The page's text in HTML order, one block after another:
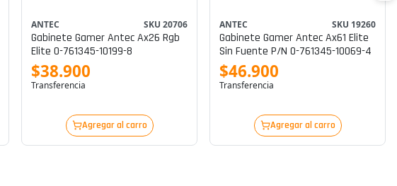
ANTEC SKU 20706
Gabinete Gamer Antec Ax26 Rgb
Elite 0-761345-10199-8
$38.900
Transferencia
Agregar al carro
ANTEC SKU 19260
Gabinete Gamer Antec Ax61 Elite
Sin Fuente P/n 0-761345-10069-4
$46.900
Transferencia
Agregar al carro